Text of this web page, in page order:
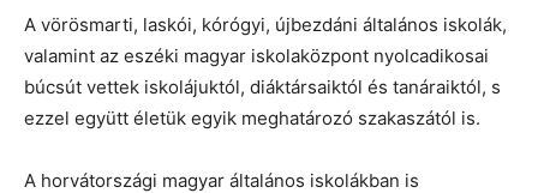
A vörösmarti, laskói, kórógyi, újbezdáni általános iskolák,
valamint az eszéki magyar iskolaközpont nyolcadikosai
búcsút vettek iskolájuktól, diáktársaiktól és tanáraiktól, s
ezzel együtt életük egyik meghatározó szakaszától is.
A horvátországi magyar általános iskolákban is